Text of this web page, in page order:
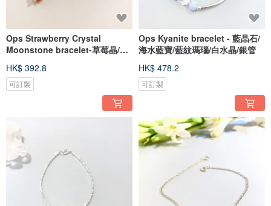
Ops Strawberry Crystal
Moonstone bracelet-草莓晶/月
HK$ 392.8
可訂製
Ops Kyanite bracelet - 藍晶石/
海水藍寶/藍紋瑪瑙/白水晶/銀管
HK$ 478.2
可訂製